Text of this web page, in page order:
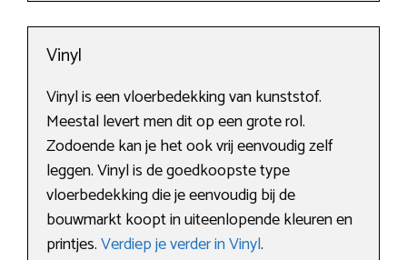
Vinyl
Vinyl is een vloerbedekking van kunststof.
Meestal levert men dit op een grote rol.
Zodoende kan je het ook vrij eenvoudig zelf
leggen. Vinyl is de goedkoopste type
vloerbedekking die je eenvoudig bij de
bouwmarkt koopt in uiteenlopende kleuren en
printjes.Verdiep je verder in Vinyl.